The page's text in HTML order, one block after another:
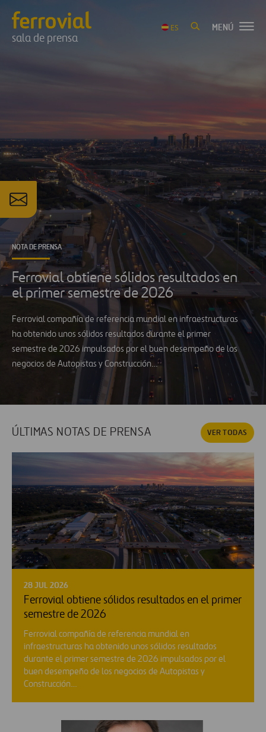
sala de prensa
ES MENÚ
NOTA DE PRENSA
Ferrovial obtiene sólidos resultados en
el primer semestre de 2026
Ferrovial compañía de referencia mundial en infraestructuras
ha obtenido unos sólidos resultados durante el primer
semestre de 2026 impulsados por el buen desempeño de los
negocios de Autopistas y Construcción…
ÚLTIMAS NOTAS DE PRENSA VER TODAS
28 JUL 2026
Ferrovial obtiene sólidos resultados en el primer
semestre de 2026
Ferrovial compañía de referencia mundial en
infraestructuras ha obtenido unos sólidos resultados
durante el primer semestre de 2026 impulsados por el
buen desempeño de los negocios de Autopistas y
Construcción…